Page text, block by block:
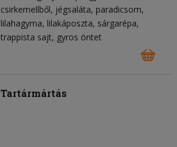
csirkemellből jégsaláta paradicsom
lilahagyma lilakáposzta sárgarépa
trappista sajt gyros öntet
Tartármártás